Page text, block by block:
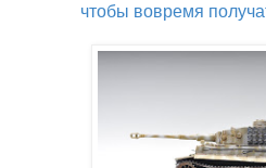
чтобы вовремя